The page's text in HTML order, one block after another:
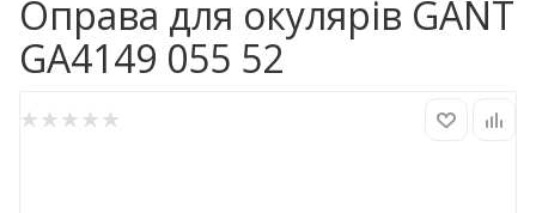
Оправа для окулярів GANT
GA4149 055 52